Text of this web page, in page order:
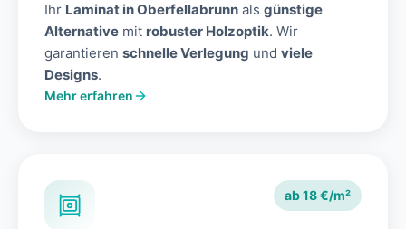
Ihr Laminat in Oberfellabrunn als günstige
Alternative mit robuster Holzoptik. Wir
garantieren schnelle Verlegung und viele
Designs.
Mehr erfahren
ab 18 €/m²